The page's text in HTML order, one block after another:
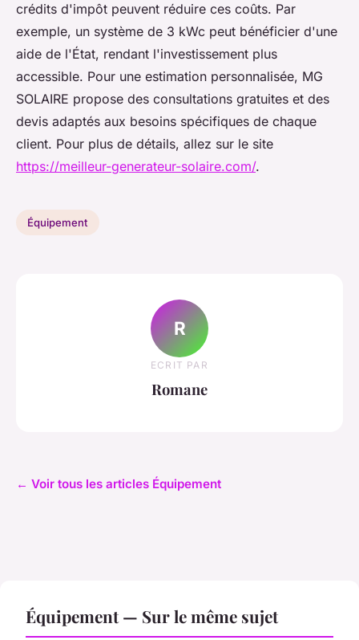
crédits d'impôt peuvent réduire ces coûts. Par
exemple, un système de 3 kWc peut bénéficier d'une
aide de l'État, rendant l'investissement plus
accessible. Pour une estimation personnalisée, MG
SOLAIRE propose des consultations gratuites et des
devis adaptés aux besoins spécifiques de chaque
client. Pour plus de détails, allez sur le site
https://meilleur-generateur-solaire.com/.
Équipement
R
ECRIT PAR
Romane
← Voir tous les articles Équipement
Équipement — Sur le même sujet